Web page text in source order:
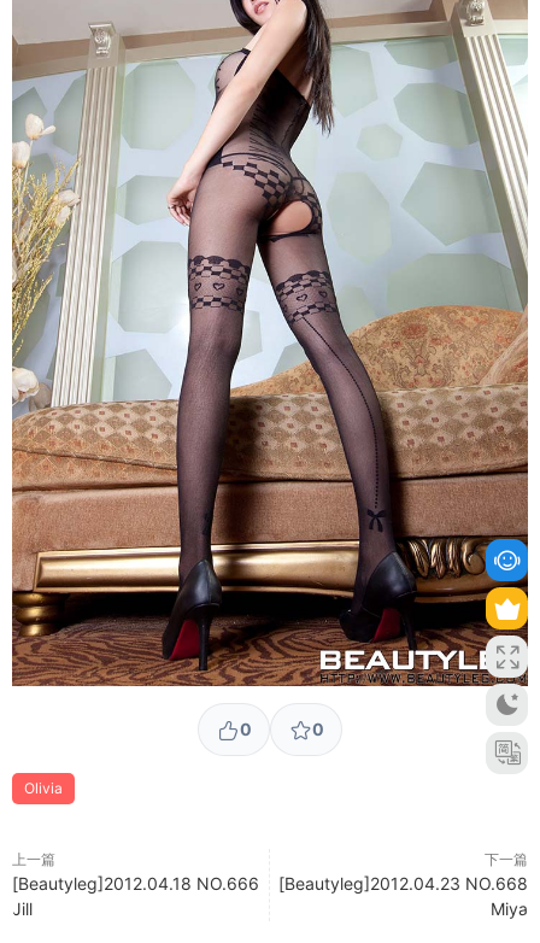
0 0
Olivia
上一篇
[Beautyleg]2012.04.18 NO.666
Jill
下一篇
[Beautyleg]2012.04.23 NO.668
Miya